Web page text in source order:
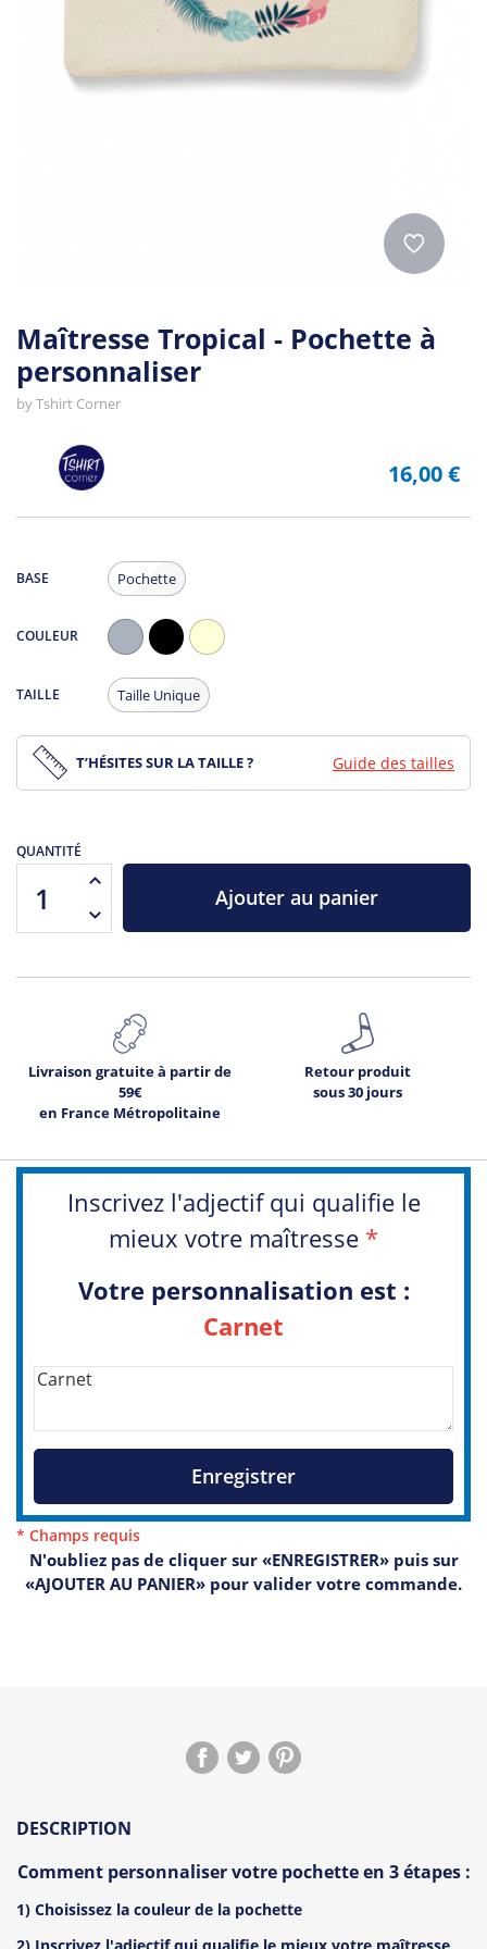
Maîtresse Tropical - Pochette à
personnaliser
byTshirt Corner
16,00 €
BASE Pochette
COULEUR
Chiné
TAILLE Taille Unique
T’HÉSITES SUR LA TAILLE ? Guide des tailles
QUANTITÉ
Ajouter au panier
Livraison gratuite à partir de
59€
en France Métropolitaine
Retour produit
sous 30 jours
Inscrivez l'adjectif qui qualifie le
mieux votre maîtresse *
Votre personnalisation est :
Carnet
Enregistrer
* Champs requis
N'oubliez pas de cliquer sur «ENREGISTRER» puis sur
«AJOUTER AU PANIER» pour valider votre commande.
DESCRIPTION
Comment personnaliser votre pochette en 3 étapes :
1) Choisissez la couleur de la pochette